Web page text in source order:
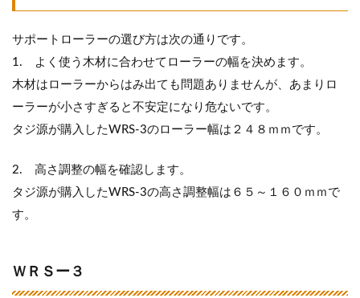
サポートローラーの選び方は次の通りです。
1. よく使う木材に合わせてローラーの幅を決めます。
木材はローラーからはみ出ても問題ありませんが、あまりロ
ーラーが小さすぎると不安定になり危ないです。
タジ源が購入したWRS-3のローラー幅は２４８ｍｍです。
2. 高さ調整の幅を確認します。
タジ源が購入したWRS-3の高さ調整幅は６５～１６０ｍｍで
す。
ＷＲＳー３